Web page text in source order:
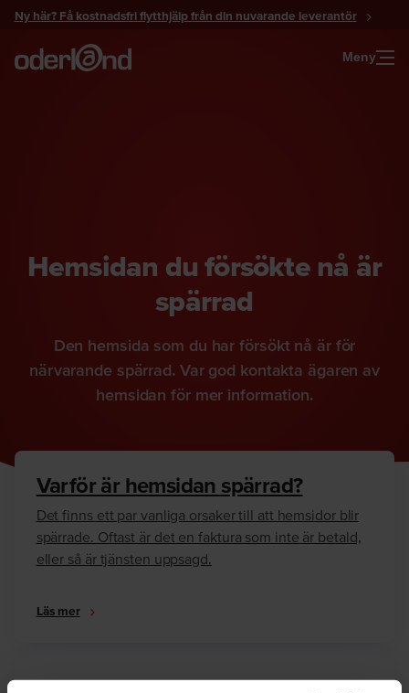
Gå
innehåll
Ny här? Få kostnadsfri flytthjälp från din nuvarande leverantör
Meny
Hemsidan du försökte nå är
spärrad
Den hemsida som du har försökt nå är för
närvarande spärrad. Var god kontakta ägaren av
hemsidan för mer information.
Varför är hemsidan spärrad?
Det finns ett par vanliga orsaker till att hemsidor blir
spärrade. Oftast är det en faktura som inte är betald,
eller så är tjänsten uppsagd.
Läs mer